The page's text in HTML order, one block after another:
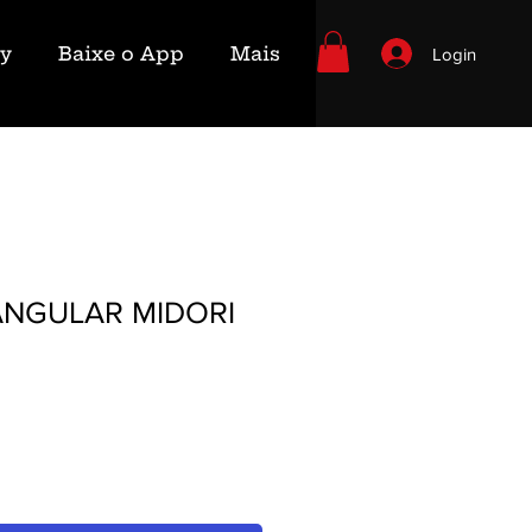
Baixe o App Mais Login
MIDORI